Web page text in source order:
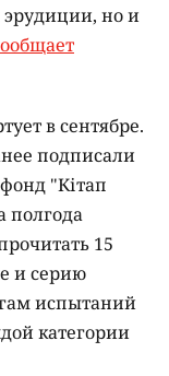
эрудиции, но и
в сентябре.
подписали
"Кітап
полгода
15
и серию
испытаний
категории